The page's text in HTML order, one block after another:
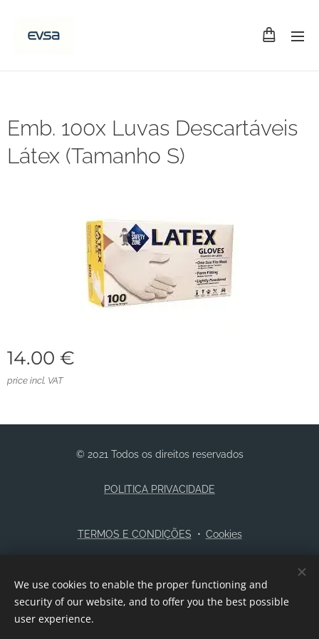
Emb. 100x Luvas Descartáveis
Látex (Tamanho S)
14.00 €
price incl. VAT
© 2021 Todos os direitos reservados
POLITICA PRIVACIDADE
TERMOS E CONDIÇÕES Cookies
Português
English
We use cookies to enable the proper functioning and
security of our website, and to offer you the best possible
user experience.